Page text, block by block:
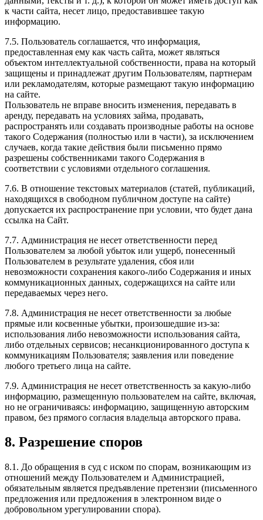
к части сайта, несет лицо, предоставившее такую
информацию.
7.5. Пользователь соглашается, что информация,
предоставленная ему как часть сайта, может являться
объектом интеллектуальной собственности, права на который
защищены и принадлежат другим Пользователям, партнерам
или рекламодателям, которые размещают такую информацию
на сайте.
Пользователь не вправе вносить изменения, передавать в
аренду, передавать на условиях займа, продавать,
распространять или создавать производные работы на основе
такого Содержания (полностью или в части), за исключением
случаев, когда такие действия были письменно прямо
разрешены собственниками такого Содержания в
соответствии с условиями отдельного соглашения.
7.6. В отношение текстовых материалов (статей, публикаций,
находящихся в свободном публичном доступе на сайте)
допускается их распространение при условии, что будет дана
ссылка на Сайт.
7.7. Администрация не несет ответственности перед
Пользователем за любой убыток или ущерб, понесенный
Пользователем в результате удаления, сбоя или
невозможности сохранения какого-либо Содержания и иных
коммуникационных данных, содержащихся на сайте или
передаваемых через него.
7.8. Администрация не несет ответственности за любые
прямые или косвенные убытки, произошедшие из-за:
использования либо невозможности использования сайта,
либо отдельных сервисов; несанкционированного доступа к
коммуникациям Пользователя; заявления или поведение
любого третьего лица на сайте.
7.9. Администрация не несет ответственность за какую-либо
информацию, размещенную пользователем на сайте, включая,
но не ограничиваясь: информацию, защищенную авторским
правом, без прямого согласия владельца авторского права.
8. Разрешение споров
8.1. До обращения в суд с иском по спорам, возникающим из
отношений между Пользователем и Администрацией,
обязательным является предъявление претензии (письменного
предложения или предложения в электронном виде о
добровольном урегулировании спора).